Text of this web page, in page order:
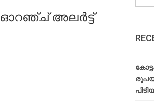
ഓറഞ്ച് അലർട്ട്